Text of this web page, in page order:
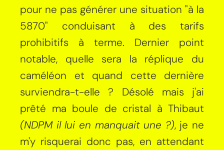
pour ne pas générer une situation "à la
5870" conduisant à des tarifs
prohibitifs à terme. Dernier point
notable, quelle sera la réplique du
caméléon et quand cette dernière
surviendra-t-elle ? Désolé mais j'ai
prêté ma boule de cristal à Thibaut
(NDPM il lui en manquait une ?), je ne
m'y risquerai donc pas, en attendant